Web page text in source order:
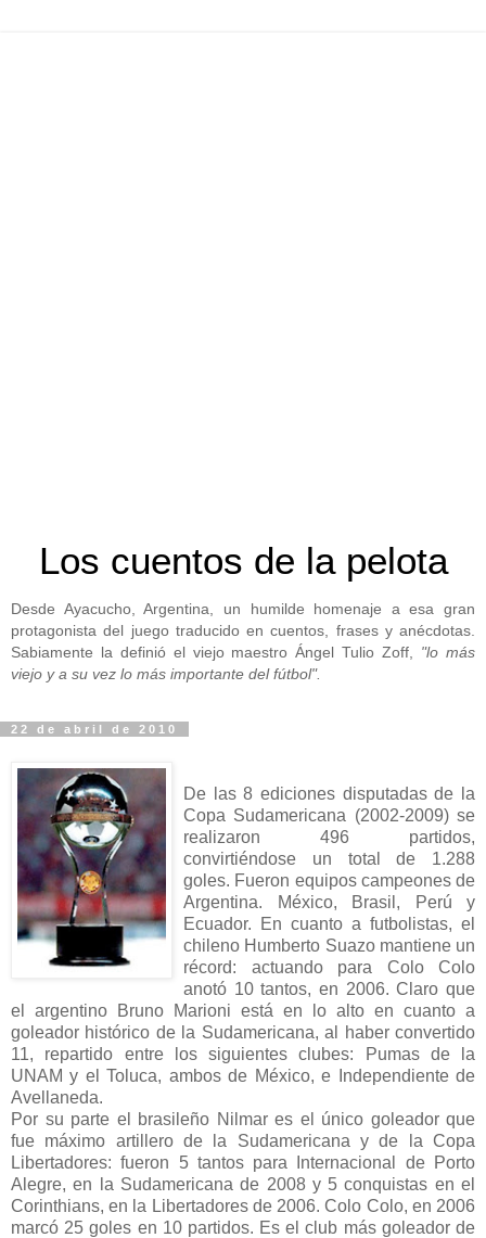
Los cuentos de la pelota
Desde Ayacucho, Argentina, un humilde homenaje a esa gran
protagonista del juego traducido en cuentos, frases y anécdotas.
Sabiamente la definió el viejo maestro Ángel Tulio Zoff, "lo más
viejo y a su vez lo más importante del fútbol".
22 de abril de 2010
De las 8 ediciones disputadas de la
Copa Sudamericana (2002-2009) se
realizaron 496 partidos,
convirtiéndose un total de 1.288
goles. Fueron equipos campeones de
Argentina. México, Brasil, Perú y
Ecuador. En cuanto a futbolistas, el
chileno Humberto Suazo mantiene un
récord: actuando para Colo Colo
anotó 10 tantos, en 2006. Claro que
el argentino Bruno Marioni está en lo alto en cuanto a
goleador histórico de la Sudamericana, al haber convertido
11, repartido entre los siguientes clubes: Pumas de la
UNAM y el Toluca, ambos de México, e Independiente de
Avellaneda.
Por su parte el brasileño Nilmar es el único goleador que
fue máximo artillero de la Sudamericana y de la Copa
Libertadores: fueron 5 tantos para Internacional de Porto
Alegre, en la Sudamericana de 2008 y 5 conquistas en el
Corinthians, en la Libertadores de 2006. Colo Colo, en 2006
marcó 25 goles en 10 partidos. Es el club más goleador de